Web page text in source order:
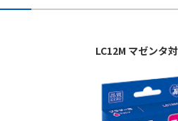
LC12M マゼンタ